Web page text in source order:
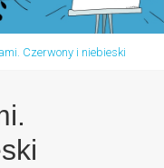
Czerwony i niebieski